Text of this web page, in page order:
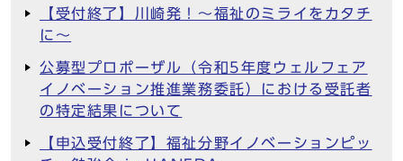
【受付終了】川崎発！～福祉のミライをカタチ
に～
公募型プロポーザル（令和5年度ウェルフェア
イノベーション推進業務委託）における受託者
の特定結果について
【申込受付終了】福祉分野イノベーションピッ